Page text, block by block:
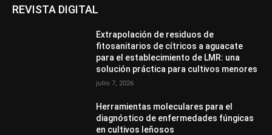
REVISTA DIGITAL
Extrapolación de residuos de
fitosanitarios de cítricos a aguacate
para el establecimiento de LMR: una
solución práctica para cultivos menores
julio 7, 2026
Herramientas moleculares para el
diagnóstico de enfermedades fúngicas
en cultivos leñosos